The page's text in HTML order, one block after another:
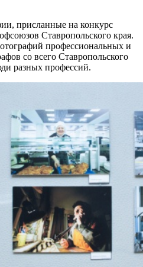
присланные на конкурс
Ставропольского края.
профессиональных и
со всего Ставропольского
разных профессий.